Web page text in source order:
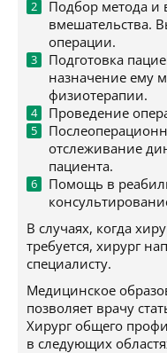
Подбор метода и
вмешательства.
операции.
Подготовка
назначение ему
физиотерапии.
Проведение
отслеживание
пациента.
Помощь в
В случаях, когда
требуется, хирург
специалисту.
Медицинское
позволяет врачу
Хирург общего
в следующих